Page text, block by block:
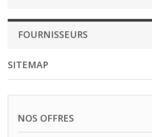
FOURNISSEURS
SITEMAP
NOS OFFRES